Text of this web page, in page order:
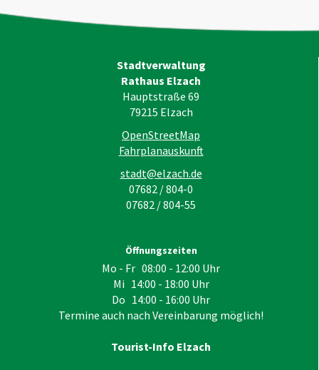
Stadtverwaltung
Rathaus Elzach
Hauptstraße 69
79215 Elzach
OpenStreetMap
Fahrplanauskunft
stadt@elzach.de
07682 / 804-0
07682 / 804-55
Öffnungszeiten
Mo - Fr 08:00 - 12:00 Uhr
Mi 14:00 - 18:00 Uhr
Do 14:00 - 16:00 Uhr
Termine auch nach Vereinbarung möglich!
Tourist-Info Elzach